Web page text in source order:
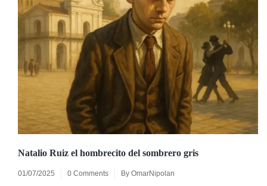
Natalio Ruiz el hombrecito del sombrero gris
01/07/2025 0 Comments By OmarNipolan